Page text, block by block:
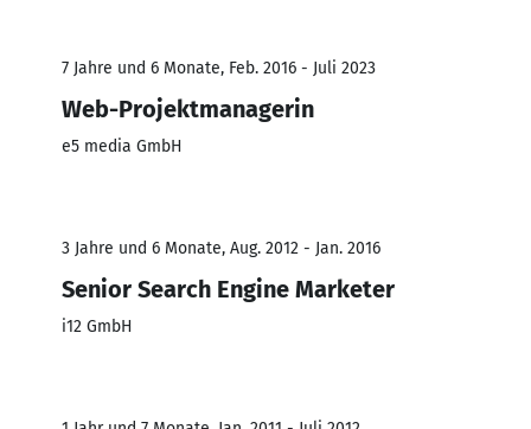
7 Jahre und 6 Monate, Feb. 2016 - Juli 2023
Web-Projektmanagerin
e5 media GmbH
3 Jahre und 6 Monate, Aug. 2012 - Jan. 2016
Senior Search Engine Marketer
i12 GmbH